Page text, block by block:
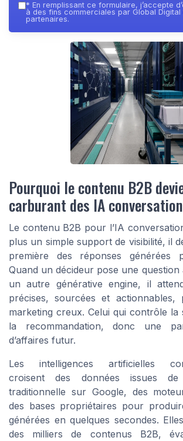
* En remplissant ce formulaire, j’accepte
à des fins commerciales par Global Digital
partenaires.
Pourquoi le contenu B2B
carburant des IA
Le contenu B2B pour l’IA
plus un simple support de visibilité, il
première des réponses générées
Quand un décideur pose une question
un autre générative engine, il
précises, sourcées et actionnables,
marketing creux. Celui qui contrôle
la recommandation, donc une
d’affaires futur.
Les intelligences artificielles
croisent des données issues
traditionnelle sur Google, des
des bases propriétaires pour
générées en quelques secondes.
des milliers de contenus B2B,